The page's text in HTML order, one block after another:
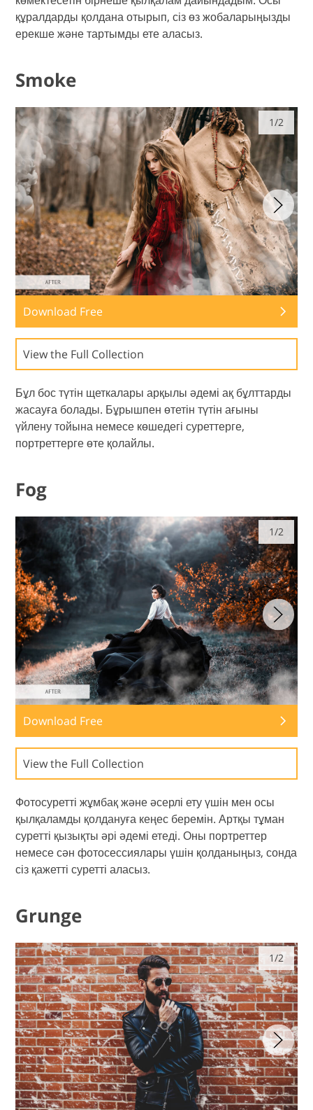
құралдарды қолдана отырып, сіз өз жобаларыңызды
ерекше және тартымды ете аласыз.
Smoke
1/2
Download Free
View the Full Collection
Бұл бос түтін щеткалары арқылы әдемі ақ бұлттарды
жасауға болады. Бұрышпен өтетін түтін ағыны
үйлену тойына немесе көшедегі суреттерге,
портреттерге өте қолайлы.
Fog
1/2
Download Free
View the Full Collection
Фотосуретті жұмбақ және әсерлі ету үшін мен осы
қылқаламды қолдануға кеңес беремін. Артқы тұман
суретті қызықты әрі әдемі етеді. Оны портреттер
немесе сән фотосессиялары үшін қолданыңыз, сонда
сіз қажетті суретті аласыз.
Grunge
1/2